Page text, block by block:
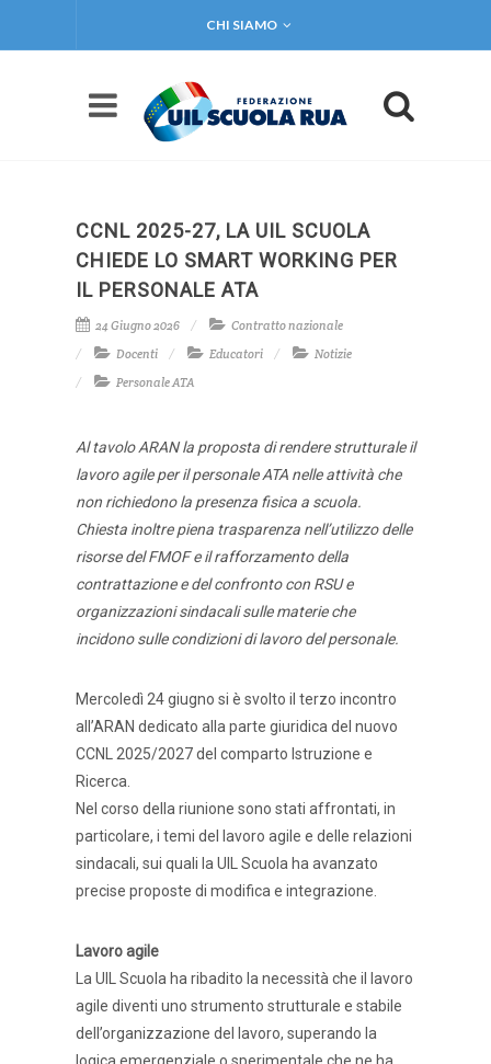
CHI SIAMO
CCNL 2025-27, LA UIL SCUOLA
CHIEDE LO SMART WORKING PER
IL PERSONALE ATA
24 Giugno 2026
Contratto nazionale
Docenti
Educatori
Notizie
Personale ATA
Al tavolo ARAN la proposta di rendere strutturale il
lavoro agile per il personale ATA nelle attività che
non richiedono la presenza fisica a scuola.
Chiesta inoltre piena trasparenza nell’utilizzo delle
risorse del FMOF e il rafforzamento della
contrattazione e del confronto con RSU e
organizzazioni sindacali sulle materie che
incidono sulle condizioni di lavoro del personale.
Mercoledì 24 giugno si è svolto il terzo incontro
all’ARAN dedicato alla parte giuridica del nuovo
CCNL 2025/2027 del comparto Istruzione e
Ricerca.
Nel corso della riunione sono stati affrontati, in
particolare, i temi del lavoro agile e delle relazioni
sindacali, sui quali la UIL Scuola ha avanzato
precise proposte di modifica e integrazione.
Lavoro agile
La UIL Scuola ha ribadito la necessità che il lavoro
agile diventi uno strumento strutturale e stabile
dell’organizzazione del lavoro, superando la